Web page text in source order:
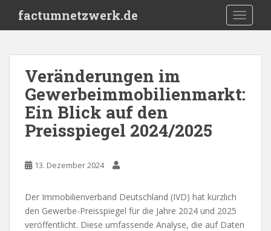
i
factumnetzwerk.de
Veränderungen im
Gewerbeimmobilienmarkt:
Ein Blick auf den
Preisspiegel 2024/2025
13. Dezember 2024
Der Immobilienverband Deutschland (IVD) hat kürzlich
den Gewerbe-Preisspiegel für die Jahre 2024 und 2025
veröffentlicht. Diese umfassende Analyse, die auf Daten